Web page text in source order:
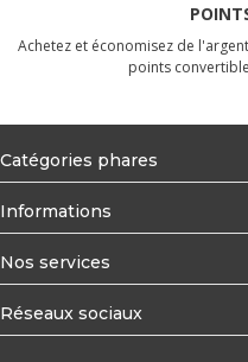
Achetez et économisez de
points
Catégories phares
Informations
Nos services
Réseaux sociaux